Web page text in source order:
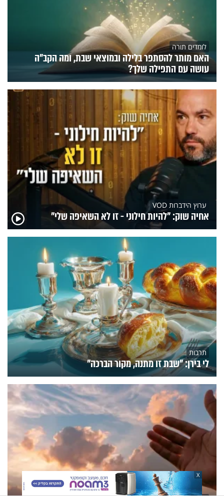
לומדים תורה
האם מותר להסתפר בלילה ובמוצאי שבת, ומה הקב"ה
עושה עם התפילה שלך?
ערוץ הידברות VOD
אחיה שוק: "להיות חילוני - זו לא השאיפה שלי"
תרבות
לי בירן: "שבת זו מתנה, מקור הברכה"
X